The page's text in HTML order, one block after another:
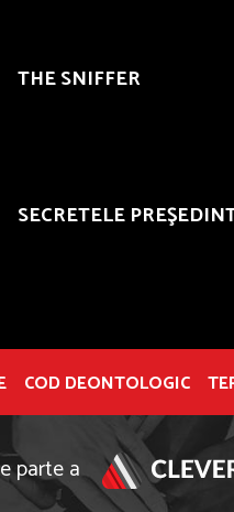
THE SNIFFER
SECRETELE
COD DEONTOLOGIC
parte a